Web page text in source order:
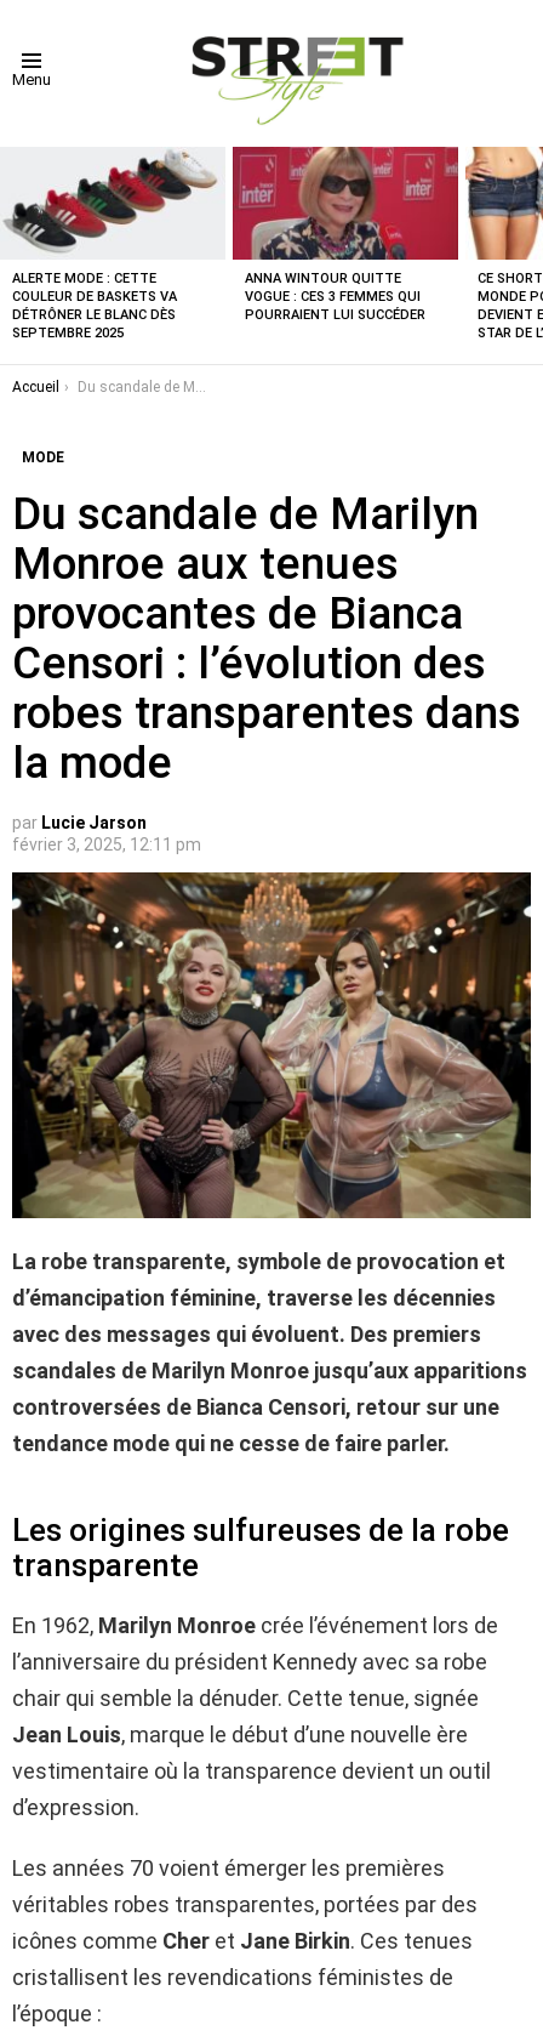
Menu
ALERTE MODE : CETTE
COULEUR DE BASKETS VA
DÉTRÔNER LE BLANC DÈS
SEPTEMBRE 2025
ANNA WINTOUR QUITTE
VOGUE : CES 3 FEMMES QUI
POURRAIENT LUI SUCCÉDER
CE
MONDE
DEVIENT
STAR DE
Vous êtes ici :
Accueil Du scandale de Marilyn Monroe aux tenues provocantes de Bianca Censori : l’évolution des robes transparentes dans la mode
MODE
Du scandale de Marilyn
Monroe aux tenues
provocantes de Bianca
Censori : l’évolution des
robes transparentes dans
la mode
par Lucie Jarson
février 3, 2025, 12:11 pm
La robe transparente, symbole de provocation et
d’émancipation féminine, traverse les décennies
avec des messages qui évoluent. Des premiers
scandales de Marilyn Monroe jusqu’aux apparitions
controversées de Bianca Censori, retour sur une
tendance mode qui ne cesse de faire parler.
Les origines sulfureuses de la robe
transparente
En 1962, Marilyn Monroe crée l’événement lors de
l’anniversaire du président Kennedy avec sa robe
chair qui semble la dénuder. Cette tenue, signée
Jean Louis, marque le début d’une nouvelle ère
vestimentaire où la transparence devient un outil
d’expression.
Les années 70 voient émerger les premières
véritables robes transparentes, portées par des
icônes comme Cher et Jane Birkin. Ces tenues
cristallisent les revendications féministes de
l’époque :